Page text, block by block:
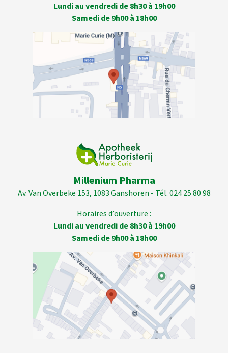
Lundi au vendredi de 8h30 à 19h00
Samedi de 9h00 à 18h00
Millenium Pharma
Av. Van Overbeke 153, 1083 Ganshoren - Tél. 024 25 80 98
Horaires d’ouverture :
Lundi au vendredi de 8h30 à 19h00
Samedi de 9h00 à 18h00